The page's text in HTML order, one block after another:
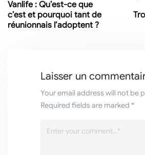
Vanlife : Qu’est-ce que
c’est et pourquoi tant de
réunionnais l’adoptent ?
Laisser un
Your email address will not be
Required fields are marked *